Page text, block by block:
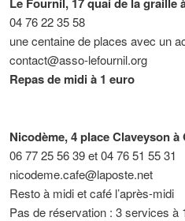
04 76 22 35 58
une centaine de places avec un
contact@asso-lefournil.org
Repas de midi à 1 euro
Nicodème, 4 place Claveyson à
06 77 25 56 39 et 04 76 51 55 31
nicodeme.cafe@laposte.net
Resto à midi et café l’après-midi
Pas de réservation : 3 services à